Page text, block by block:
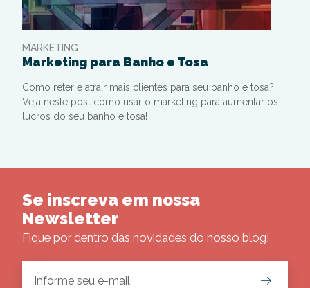
MARKETING
Marketing para Banho e Tosa
Como reter e atrair mais clientes para seu banho e tosa?
Veja neste post como usar o marketing para aumentar os
lucros do seu banho e tosa!
Se inscreva em nossa
Newsletter
Fique por dentro das novidades do nosso blog!